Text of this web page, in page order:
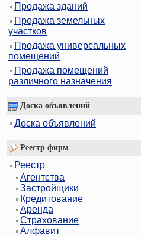
Продажа зданий
Продажа земельных
участков
Продажа универсальных
помещений
Продажа помещений
различного назначения
Доска объявлений
Доска объявлений
Реестр фирм
Реестр
Агентства
Застройщики
Кредитование
Аренда
Страхование
Алфавит